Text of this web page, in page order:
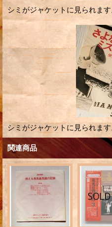
シミがジャケットに見られます
シミがジャケットに見られます
関連商品